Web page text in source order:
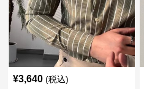
¥3,640 (税込)